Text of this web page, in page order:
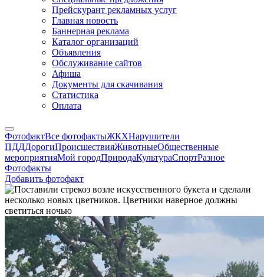
Прейскурант рекламных услуг
Главная новость
Баннерная реклама
Каталог организаций
Объявления
Обслуживание сайтов
Афиша
Документы для скачивания
Статистика
Оплата
ФотофактВсе фотофактыЖКХНарушители
ПДДДорогиПроисшествияЖивотныеОбщественные
мероприятияМой городПриродаКультураСпортРазное
Фотофакты
Добавить фотофакт